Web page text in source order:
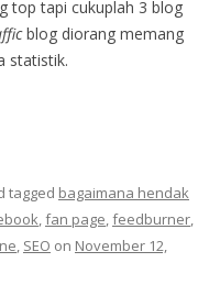
top tapi cukuplah 3 blog
blog diorang memang
statistik.
tagged bagaimana hendak
,fan page,feedburner,
, SEO on November 12,